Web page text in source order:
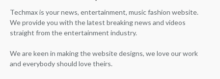
Techmax is your news, entertainment, music fashion website.
We provide you with the latest breaking news and videos
straight from the entertainment industry.
We are keen in making the website designs, we love our work
and everybody should love theirs.